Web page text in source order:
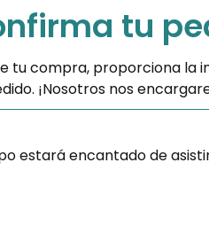
tu
tu compra, proporciona la
¡Nosotros nos
estará encantado de